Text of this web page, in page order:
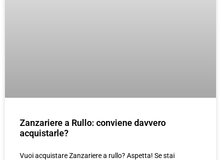
Zanzariere a Rullo: conviene davvero
acquistarle?
Vuoi acquistare Zanzariere a rullo? Aspetta! Se stai